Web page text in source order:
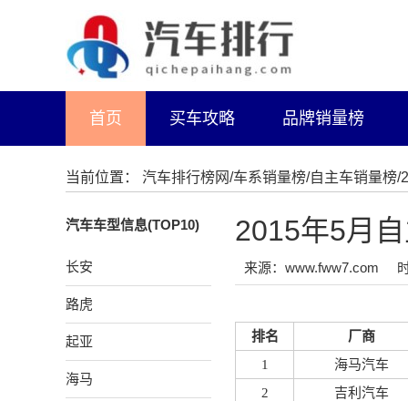
首页 买车攻略 品牌销量榜
当前位置： 汽车排行榜网/车系销量榜/自主车销量榜/
汽车车型信息(TOP10)
长安
路虎
起亚
海马
2015年5月
来源：www.fww7.com
排名
厂商
1
海马汽车
2
吉利汽车